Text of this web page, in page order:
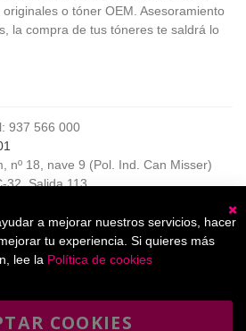
o tóner OEM. Asesoramiento
la compra de tus tóneres te saldrá lo
937 566 000
nº 18, nave 9 (Pol. Ind. Can Misser)
32, Salida 113
a 17:00,
a mejorar nuestros servicios, hacer
tu experiencia. Si quieres más
lee la Política de cookies
COOKIES